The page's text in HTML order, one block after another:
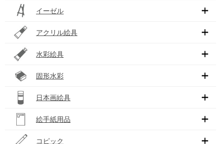
イーゼル
アクリル絵具
水彩絵具
固形水彩
日本画絵具
絵手紙用品
コピック